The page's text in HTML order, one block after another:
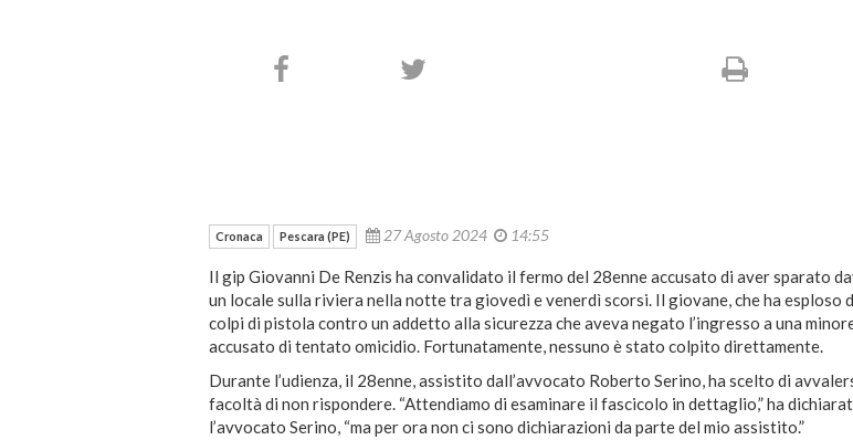
Cronaca Pescara (PE) 27 Agosto 2024 14:55
Il gip Giovanni De Renzis ha convalidato il fermo del 28enne accusato di aver sparato
un locale sulla riviera nella notte tra giovedì e venerdì scorsi. Il giovane, che ha esploso
colpi di pistola contro un addetto alla sicurezza che aveva negato l’ingresso a una
accusato di tentato omicidio. Fortunatamente, nessuno è stato colpito direttamente.
Durante l’udienza, il 28enne, assistito dall’avvocato Roberto Serino, ha scelto di
facoltà di non rispondere. “Attendiamo di esaminare il fascicolo in dettaglio,” ha
l’avvocato Serino, “ma per ora non ci sono dichiarazioni da parte del mio assistito.”